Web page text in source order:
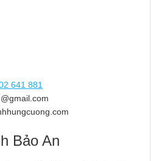
641 881
Bảo An